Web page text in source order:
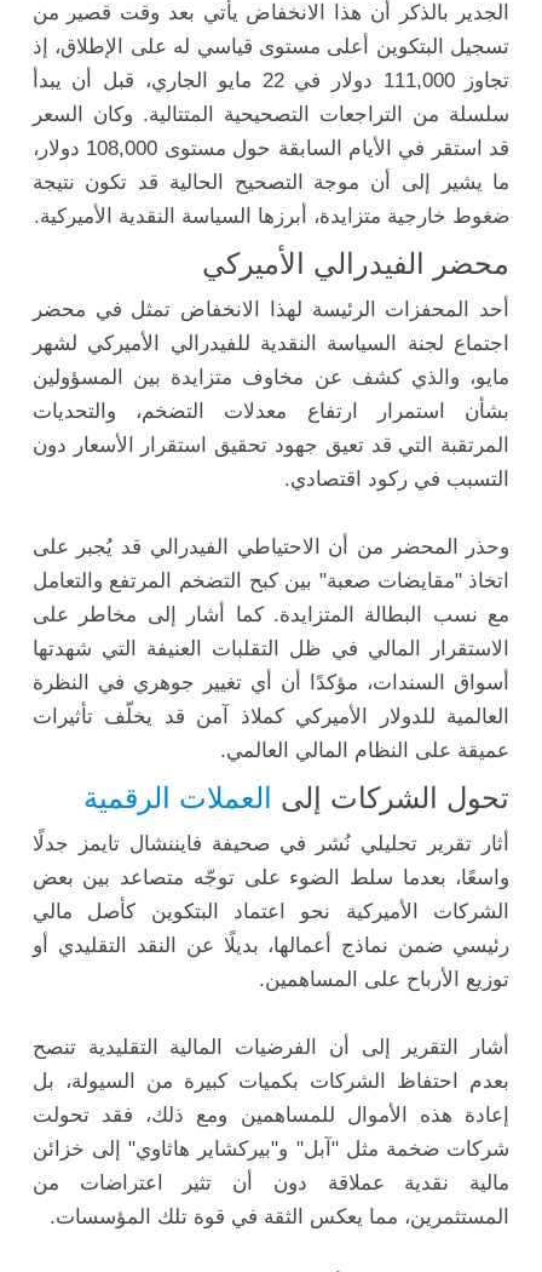
الجدير بالذكر أن هذا الانخفاض يأتي بعد وقت قصير من
تسجيل البتكوين أعلى مستوى قياسي له على الإطلاق، إذ
تجاوز 111,000 دولار في 22 مايو الجاري، قبل أن يبدأ
سلسلة من التراجعات التصحيحية المتتالية. وكان السعر
قد استقر في الأيام السابقة حول مستوى 108,000 دولار،
ما يشير إلى أن موجة التصحيح الحالية قد تكون نتيجة
ضغوط خارجية متزايدة، أبرزها السياسة النقدية الأميركية.
محضر الفيدرالي الأميركي
أحد المحفزات الرئيسة لهذا الانخفاض تمثل في محضر
اجتماع لجنة السياسة النقدية للفيدرالي الأميركي لشهر
مايو، والذي كشف عن مخاوف متزايدة بين المسؤولين
بشأن استمرار ارتفاع معدلات التضخم، والتحديات
المرتقبة التي قد تعيق جهود تحقيق استقرار الأسعار دون
التسبب في ركود اقتصادي.
وحذر المحضر من أن الاحتياطي الفيدرالي قد يُجبر على
اتخاذ "مقايضات صعبة" بين كبح التضخم المرتفع والتعامل
مع نسب البطالة المتزايدة. كما أشار إلى مخاطر على
الاستقرار المالي في ظل التقلبات العنيفة التي شهدتها
أسواق السندات، مؤكدًا أن أي تغيير جوهري في النظرة
العالمية للدولار الأميركي كملاذ آمن قد يخلّف تأثيرات
عميقة على النظام المالي العالمي.
تحول الشركات إلى العملات الرقمية
أثار تقرير تحليلي نُشر في صحيفة فايننشال تايمز جدلًا
واسعًا، بعدما سلط الضوء على توجّه متصاعد بين بعض
الشركات الأميركية نحو اعتماد البتكوين كأصل مالي
رئيسي ضمن نماذج أعمالها، بديلًا عن النقد التقليدي أو
توزيع الأرباح على المساهمين.
أشار التقرير إلى أن الفرضيات المالية التقليدية تنصح
بعدم احتفاظ الشركات بكميات كبيرة من السيولة، بل
إعادة هذه الأموال للمساهمين ومع ذلك، فقد تحولت
شركات ضخمة مثل "آبل" و"بيركشاير هاثاوي" إلى خزائن
مالية نقدية عملاقة دون أن تثير اعتراضات من
المستثمرين، مما يعكس الثقة في قوة تلك المؤسسات.